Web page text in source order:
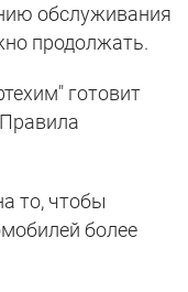
обслуживания
продолжать.
готовит
то, чтобы
более